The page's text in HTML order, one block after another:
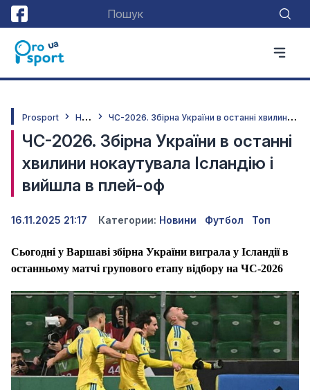
Prosport Н
овини Ч
С-2026. Збірна України в останні хвилини нокаутувала Ісландію і вийшла в плей-оф
ЧС-2026. Збірна України в останні
хвилини нокаутувала Ісландію і
вийшла в плей-оф
16.11.2025 21:17 Категории: Новини Футбол Топ
Сьогодні у Варшаві збірна України виграла у Ісландії в
останньому матчі групового етапу відбору на ЧС-2026